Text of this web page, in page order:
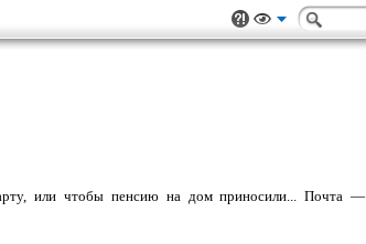
или чтобы пенсию на дом приносили... Почта —